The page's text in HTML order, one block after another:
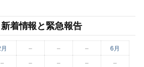
着情報と緊急報告
– – –
6月
– – – – –